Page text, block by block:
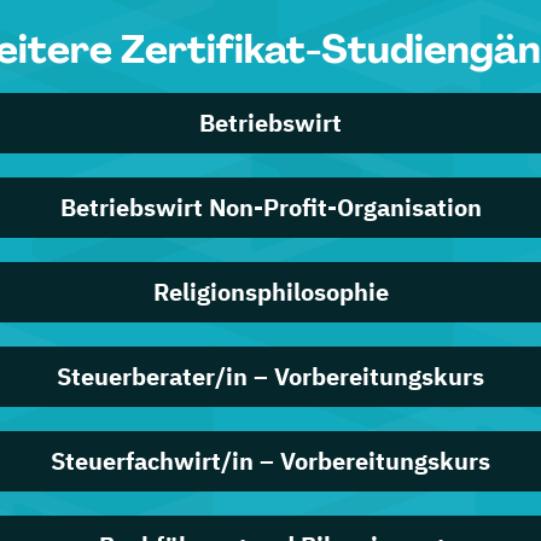
Zertifikat-
Betriebswirt
Betriebswirt Non-Profit-Organisation
Religionsphilosophie
Steuerberater/in – Vorbereitungskurs
Steuerfachwirt/in – Vorbereitungskurs